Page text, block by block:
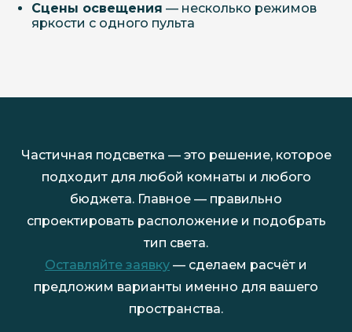
Сцены освещения — несколько режимов
яркости с одного пульта
Частичная подсветка — это решение, которое
подходит для любой комнаты и любого
бюджета. Главное — правильно
спроектировать расположение и подобрать
тип света.
Оставляйте заявку — сделаем расчёт и
предложим варианты именно для вашего
пространства.